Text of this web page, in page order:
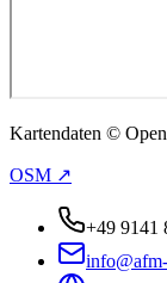
Kartendaten ©
OSM ↗
+49 9141